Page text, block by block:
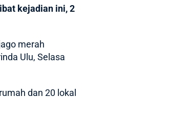
kejadian ini, 2
merah
Ulu, Selasa
dan 20 lokal